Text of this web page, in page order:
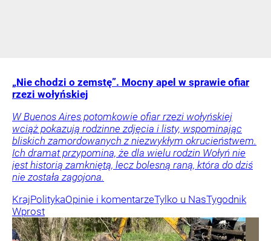
„Nie chodzi o zemstę”. Mocny apel w sprawie ofiar
rzezi wołyńskiej
W Buenos Aires potomkowie ofiar rzezi wołyńskiej
wciąż pokazują rodzinne zdjęcia i listy, wspominając
bliskich zamordowanych z niezwykłym okrucieństwem.
Ich dramat przypomina, że dla wielu rodzin Wołyń nie
jest historią zamkniętą, lecz bolesną raną, która do dziś
nie została zagojona.
KrajPolitykaOpinie i komentarzeTylko u NasTygodnik
Wprost